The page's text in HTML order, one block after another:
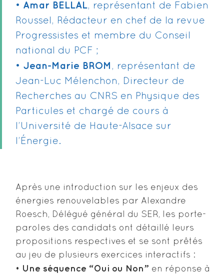
• Amar BELLAL, représentant de Fabien
Roussel, Rédacteur en chef de la revue
Progressistes et membre du Conseil
national du PCF ;
• Jean-Marie BROM , représentant de
Jean-Luc Mélenchon, Directeur de
Recherches au CNRS en Physique des
Particules et chargé de cours à
l’Université de Haute-Alsace sur
l’Énergie.
Après une introduction sur les enjeux des
énergies renouvelables par Alexandre
Roesch, Délégué général du SER, les porte-
paroles des candidats ont détaillé leurs
propositions respectives et se sont prêtés
au jeu de plusieurs exercices interactifs :
• Une séquence “Oui ou Non” en réponse à